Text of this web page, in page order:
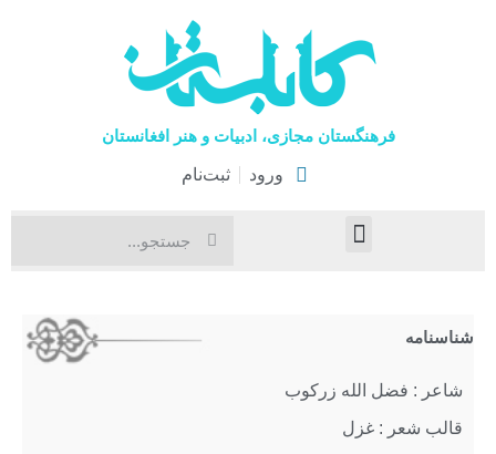
فرهنگستان مجازی، ادبیات و هنر افغانستان
ورود ثبت‌نام
شناسنامه
شاعر : فضل الله زرکوب
قالب شعر : غزل